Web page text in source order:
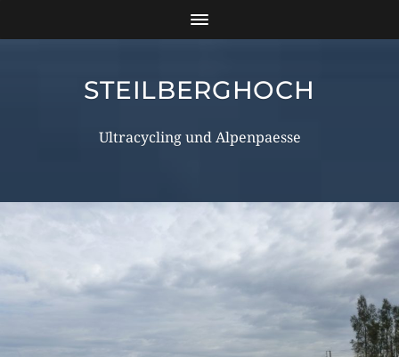
STEILBERGHOCH
Ultracycling und Alpenpaesse